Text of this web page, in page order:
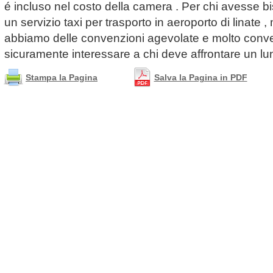
é incluso nel costo della camera . Per chi avesse
un servizio taxi per trasporto in aeroporto di linate ,
abbiamo delle convenzioni agevolate e molto
sicuramente interessare a chi deve affrontare un
Stampa la Pagina Salva la Pagina in PDF